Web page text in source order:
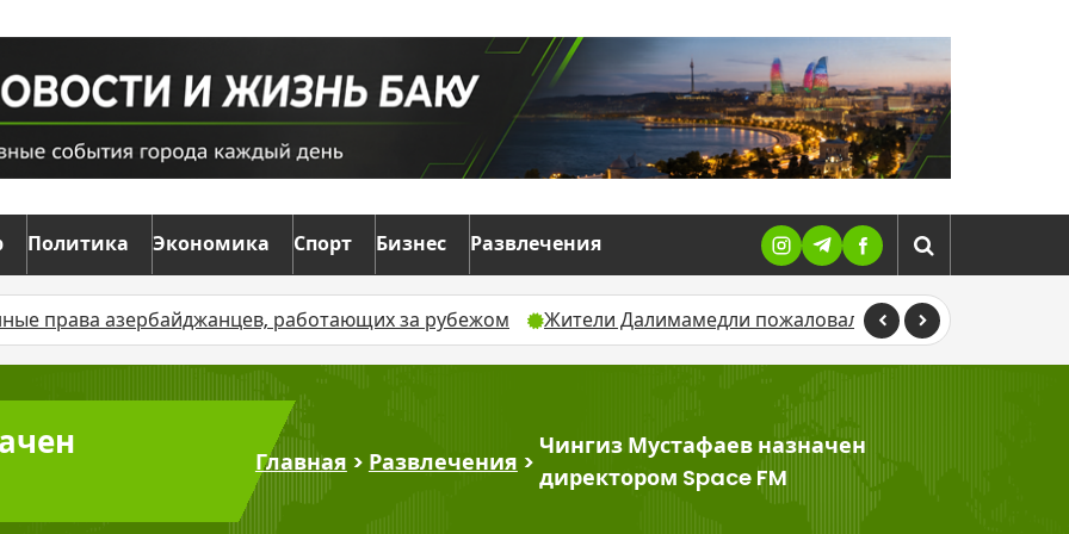
Политика Экономика Спорт Бизнес Развлечения
права азербайджанцев, работающих за рубежом Жители Далимамедли пожаловались на
Главная > Развлечения >
Чингиз Мустафаев назначен
директором Space FM